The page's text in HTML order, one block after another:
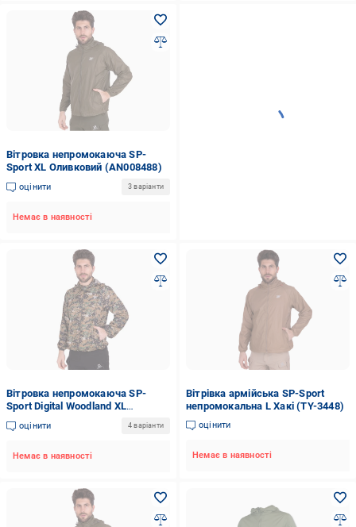
Вітровка непромокаюча SP-
Sport XL Оливковий (AN008488)
оцінити 3 варіанти
Немає в наявності
Вітровка непромокаюча SP-
Sport Digital Woodland XL
Камуфляжний (AN008491)
оцінити 4 варіанти
Немає в наявності
Вітрівка армійська SP-Sport
непромокальна L Хакі (TY-3448)
оцінити
Немає в наявності